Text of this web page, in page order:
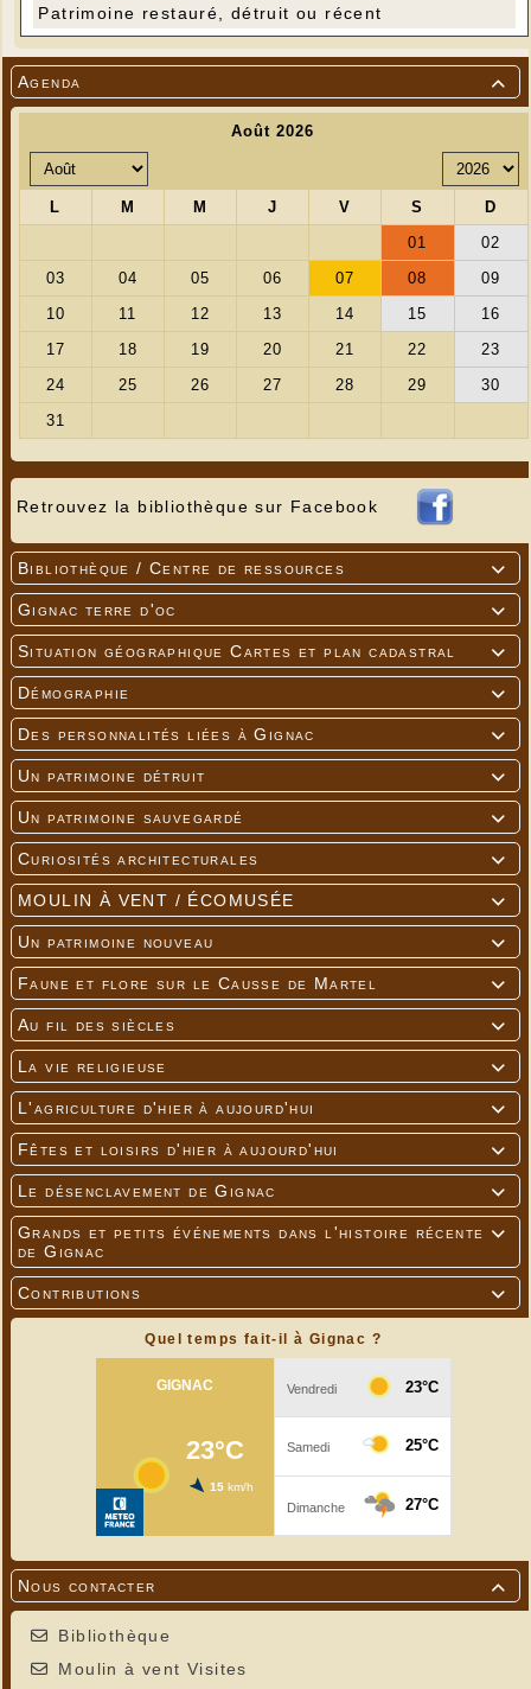

Agenda
Retrouvez la bibliothèque sur Facebook

Bibliothèque / Centre de ressources

Gignac terre d'oc

Situation géographique Cartes et plan cadastral

Démographie

Des personnalités liées à Gignac

Un patrimoine détruit

Un patrimoine sauvegardé

Curiosités architecturales

MOULIN À VENT / ÉCOMUSÉE

Un patrimoine nouveau

Faune et flore sur le Causse de Martel

Au fil des siècles

La vie religieuse

L'agriculture d'hier à aujourd'hui

Fêtes et loisirs d'hier à aujourd'hui

Le désenclavement de Gignac

Grands et petits événements dans l'histoire récente
de Gignac

Contributions
Quel temps fait-il à Gignac ?

Nous contacter
Bibliothèque
Moulin à vent Visites
Patrimoine restauré, détruit ou récent